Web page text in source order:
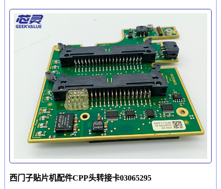
西门子贴片机配件CPP头转接卡03065295